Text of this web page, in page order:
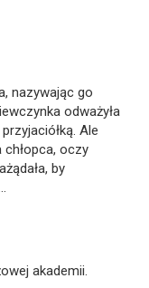
nazywając go
odważyła
Ale
chłopca, oczy
by
akademii.